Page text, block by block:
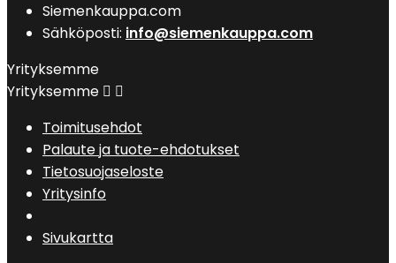
Siemenkauppa.com
Sähköposti: info@siemenkauppa.com
Yrityksemme
Yrityksemme  
Toimitusehdot
Palaute ja tuote-ehdotukset
Tietosuojaseloste
Yritysinfo
Sivukartta